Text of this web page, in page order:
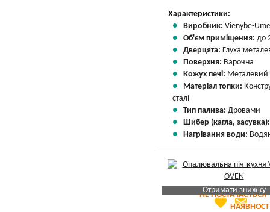
Характеристики:
Виробник: Vienybe-
Об'єм приміщення: до
Дверцята: Глуха
Поверхня: Варочна
Кожух печі: Металевий
Матеріал топки:
сталі
Тип палива: Дровами
Шибер (кагла,
Нагрівання води:
НЕ ПОСТАЧАЄТЬСЯ
Отримати знижку
Яка Ваша ціна?
favorite email